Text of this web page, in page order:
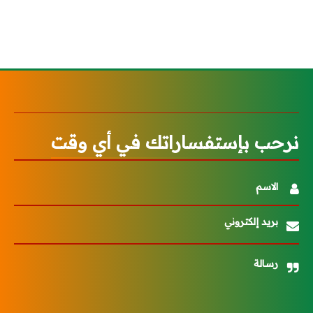
نرحب بإستفساراتك في أي وقت
الاسم
بريد إلكتروني
رسالة